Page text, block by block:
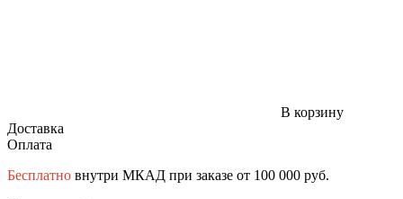
В корзину
Доставка
Оплата
Бесплатно внутри МКАД при заказе от 100 000 руб.